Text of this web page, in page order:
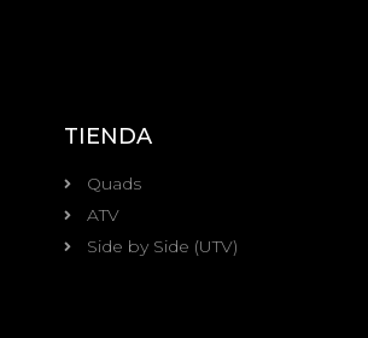
TIENDA
Quads
ATV
Side by Side (UTV)